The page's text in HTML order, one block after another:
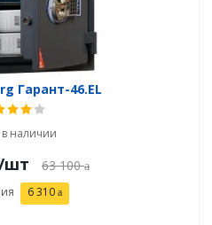
Гарант-46.EL
в наличии
шт 63 100
6 310